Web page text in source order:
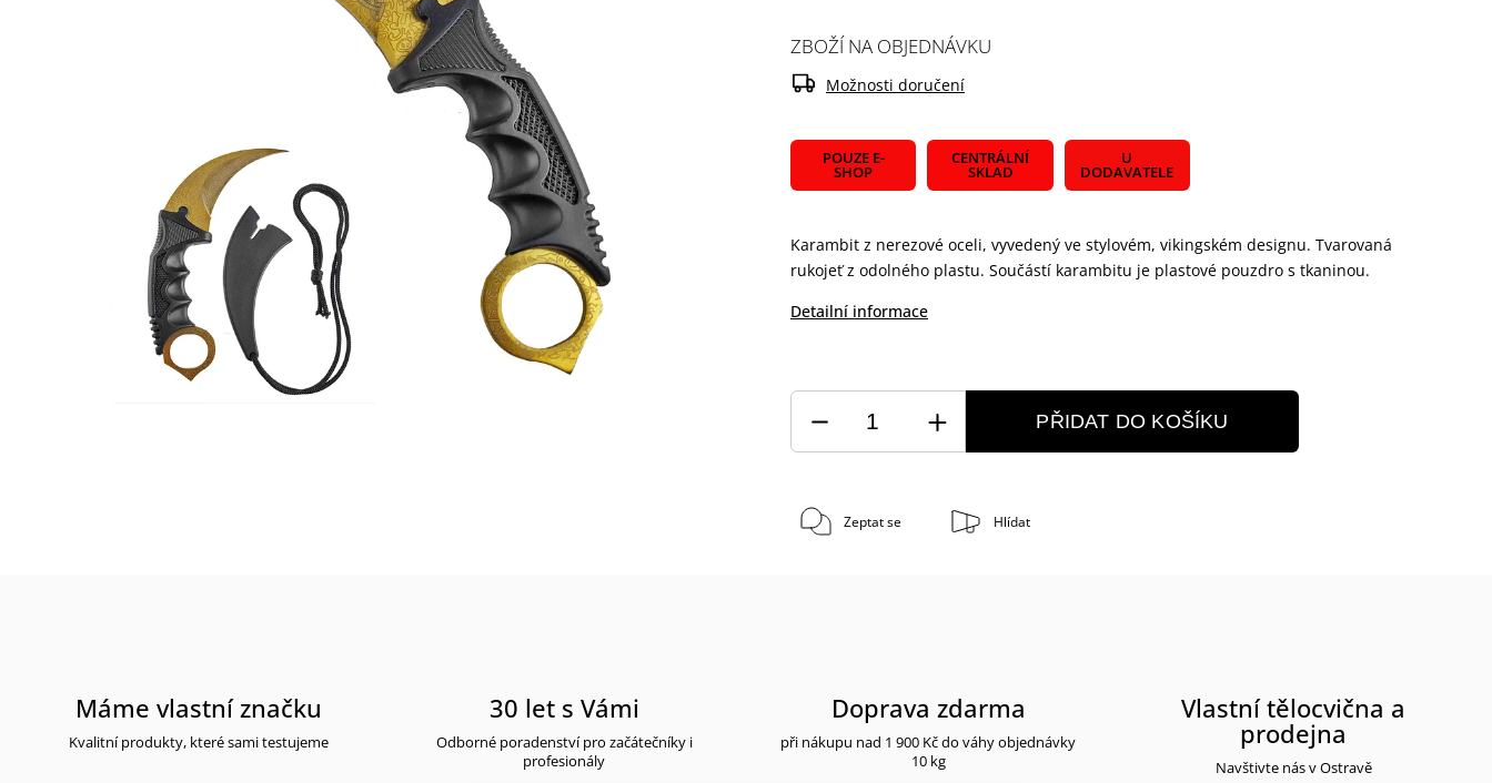
POUZE E-
SHOP
CENTRÁLNÍ
SKLAD
U
DODAVATELE
Karambit z nerezové oceli, vyvedený ve stylovém, vikingském designu. Tvarovaná
rukojeť z odolného plastu. Součástí karambitu je plastové pouzdro s tkaninou.
Detailní informace
ZBOŽÍ NA OBJEDNÁVKU
Možnosti doručení
PŘIDAT DO KOŠÍKU
Zeptat se Hlídat
Máme vlastní značku
Kvalitní produkty, které sami testujeme
30 let s Vámi
Odborné poradenství pro začátečníky i
profesionály
Doprava zdarma
při nákupu nad 1 900 Kč do váhy objednávky
10 kg
Vlastní tělocvična a
prodejna
Navštivte nás v Ostravě